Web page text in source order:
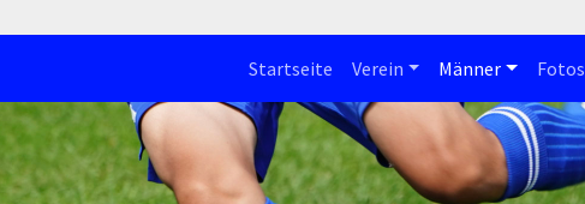
Startseite Verein Männer Fotos